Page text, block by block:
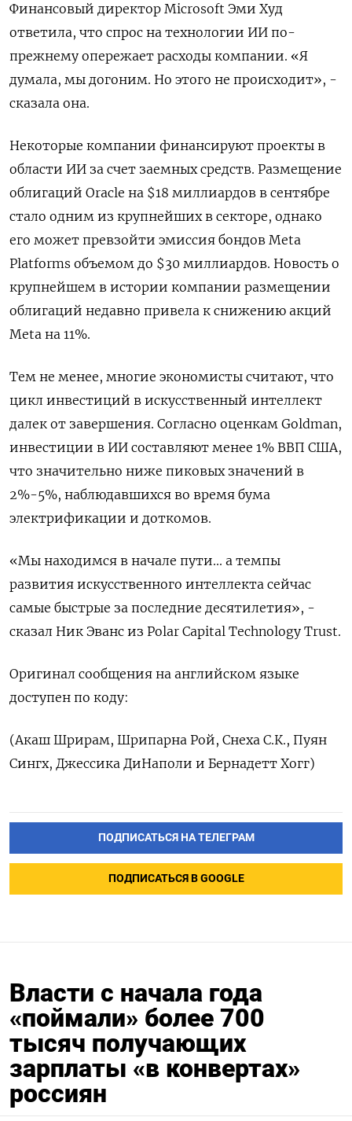
Финансовый директор Microsoft Эми Худ
ответила, что спрос на технологии ИИ по-
прежнему опережает расходы компании. «Я
думала, мы догоним. Но этого не происходит», -
сказала она.
Некоторые компании финансируют проекты в
области ИИ за счет заемных средств. Размещение
облигаций Oracle на $18 миллиардов в сентябре
стало одним из крупнейших в секторе, однако
его может превзойти эмиссия бондов Meta
Platforms объемом до $30 миллиардов. Новость о
крупнейшем в истории компании размещении
облигаций недавно привела к снижению акций
Meta на 11%.
Тем не менее, многие экономисты считают, что
цикл инвестиций в искусственный интеллект
далек от завершения. Согласно оценкам Goldman,
инвестиции в ИИ составляют менее 1% ВВП США,
что значительно ниже пиковых значений в
2%-5%, наблюдавшихся во время бума
электрификации и доткомов.
«Мы находимся в начале пути... а темпы
развития искусственного интеллекта сейчас
самые быстрые за последние десятилетия», -
сказал Ник Эванс из Polar Capital Technology Trust.
Оригинал сообщения на английском языке
доступен по коду:
(Акаш Шрирам, Шрипарна Рой, Снеха С.К., Пуян
Сингх, Джессика ДиНаполи и Бернадетт Хогг)
ПОДПИСАТЬСЯ НА ТЕЛЕГРАМ
ПОДПИСАТЬСЯ В GOOGLE
Власти с начала года
«поймали» более 700
тысяч получающих
зарплаты «в конвертах»
россиян